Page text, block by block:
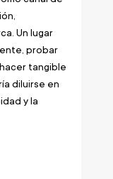
Un lugar
probar
tangible
diluirse en
y la